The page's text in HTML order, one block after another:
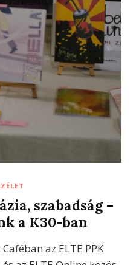
szabadság –
a K30-ban
az ELTE PPK